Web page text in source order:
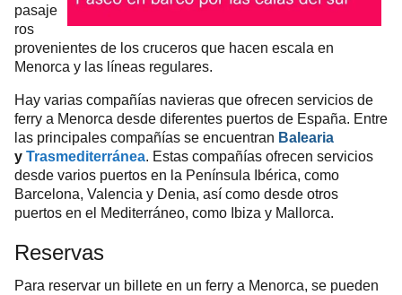
pasaje
ros
provenientes de los cruceros que hacen escala en
Menorca y las líneas regulares.
Hay varias compañías navieras que ofrecen servicios de
ferry a Menorca desde diferentes puertos de España. Entre
las principales compañías se encuentran Balearia
y Trasmediterránea. Estas compañías ofrecen servicios
desde varios puertos en la Península Ibérica, como
Barcelona, Valencia y Denia, así como desde otros
puertos en el Mediterráneo, como Ibiza y Mallorca.
Reservas
Para reservar un billete en un ferry a Menorca, se pueden